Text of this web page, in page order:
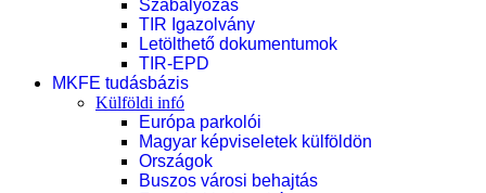
Szabályozás
TIR Igazolvány
Letölthető dokumentumok
TIR-EPD
MKFE tudásbázis
Külföldi infó
Európa parkolói
Magyar képviseletek külföldön
Országok
Buszos városi behajtás